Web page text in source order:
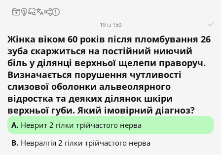
19 із 150
Жінка віком 60 років після пломбування 26
зуба скаржиться на постійний ниючий
біль у ділянці верхньої щелепи праворуч.
Визначається порушення чутливості
слизової оболонки альвеолярного
відростка та деяких ділянок шкіри
верхньої губи. Який імовірний діагноз?
Неврит 2 гілки трійчастого нерва
Невралгія 2 гілки трійчастого нерва